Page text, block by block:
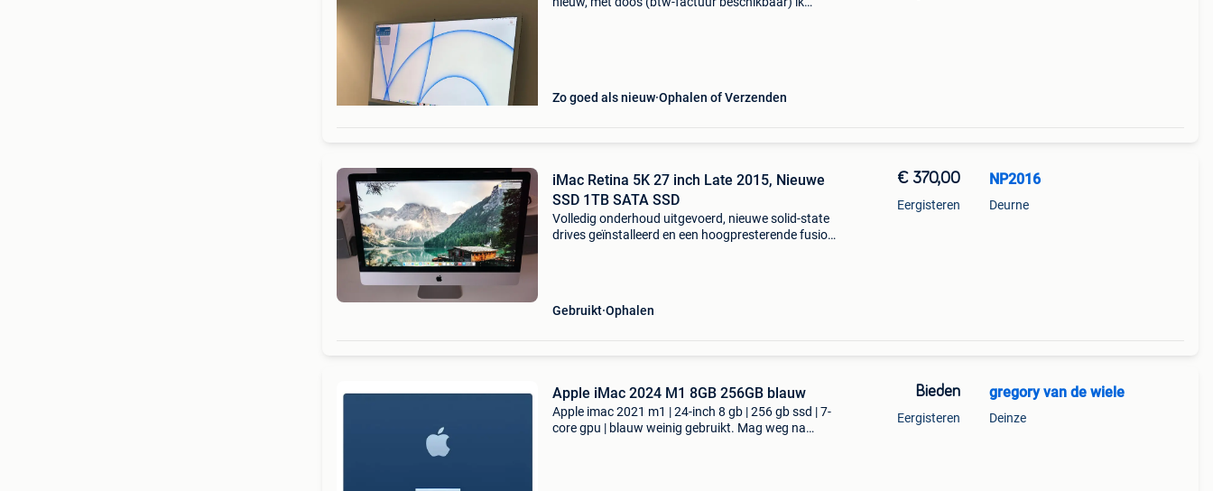
Zo goed als nieuw Ophalen of Verzenden
iMac Retina 5K 27 inch Late 2015, Nieuwe
SSD 1TB SATA SSD
Volledig onderhoud uitgevoerd, nieuwe solid-state
drives geïnstalleerd en een hoogpresterende fusion
Gebruikt Ophalen
€ 370,00
Eergisteren
NP2016
Deurne
Apple iMac 2024 M1 8GB 256GB blauw
Apple imac 2021 m1 | 24-inch 8 gb | 256 gb ssd | 7-
core gpu | blauw weinig gebruikt. Mag weg na
Bieden
Eergisteren
gregory van de wiele
Deinze